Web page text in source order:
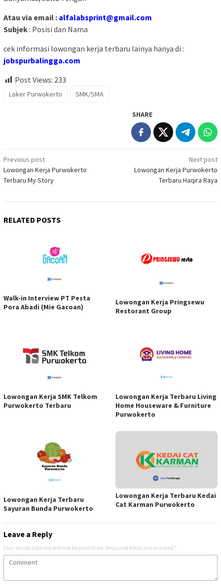
Atau via email : alfalabsprint@gmail.com
Subjek: Posisi dan Nama
cek informasi lowongan kerja terbaru lainya hanya di :
jobspurbalingga.com
Post Views: 233
Loker Purwokerto SMK/SMA
SHARE
Post
navigation
Previous post
Lowongan Kerja Purwokerto
Terbaru My Story
Next post
Lowongan Kerja Purwokerto
Terbaru Haqira Raya
RELATED POSTS
Walk-in Interview PT Pesta
Pora Abadi (Mie Gacoan)
Lowongan Kerja Pringsewu
Restorant Group
Lowongan Kerja SMK Telkom
Purwokerto Terbaru
Lowongan Kerja Terbaru Living
Home Houseware & Furniture
Purwokerto
Lowongan Kerja Terbaru
Sayuran Bunda Purwokerto
Lowongan Kerja Terbaru Kedai
Cat Karman Purwokerto
Leave a Reply
Your email address will not be published. Required fields are marked *